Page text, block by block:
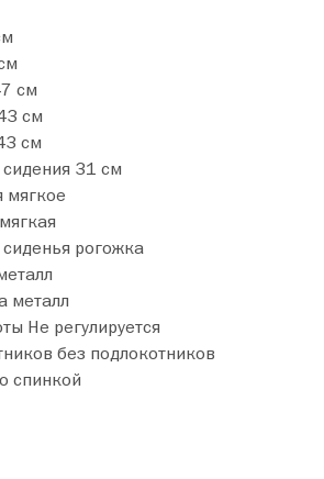
см
см
см
31 см
мягкое
рогожка
металл
Не регулируется
без подлокотников
спинкой